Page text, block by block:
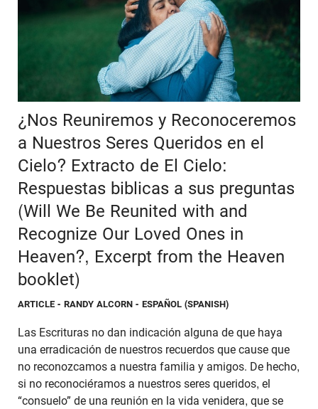
¿Nos Reuniremos y Reconoceremos
a Nuestros Seres Queridos en el
Cielo? Extracto de El Cielo:
Respuestas biblicas a sus preguntas
(Will We Be Reunited with and
Recognize Our Loved Ones in
Heaven?, Excerpt from the Heaven
booklet)
ARTICLE - RANDY ALCORN - ESPAÑOL (SPANISH)
Las Escrituras no dan indicación alguna de que haya
una erradicación de nuestros recuerdos que cause que
no reconozcamos a nuestra familia y amigos. De hecho,
si no reconociéramos a nuestros seres queridos, el
“consuelo” de una reunión en la vida venidera, que se